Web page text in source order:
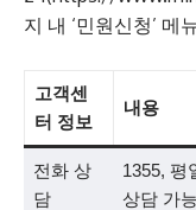
지 내 ‘민원신청’ 메
고객센
터 정보
내용
전화 상
담
1355, 평
상담 가능